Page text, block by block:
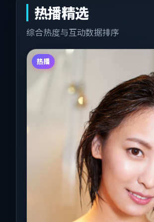
热播精选
综合热度与互动数据排序
热播